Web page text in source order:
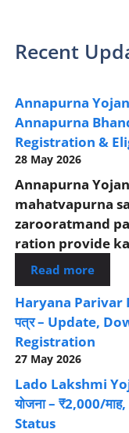
Recent
Annapurna
Annapurna
Registration &
28 May 2026
Annapurna
mahatvapurna
zarooratmand
ration provide
Read more
Haryana Parivar
पत्र – Update,
Registration
27 May 2026
Lado Lakshmi
योजना – ₹2,000/
Status